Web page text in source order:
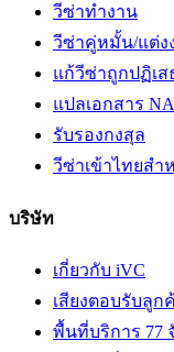
วีซ่าทำงาน
วีซ่าคู่หมั้น/แต่ง
แก้วีซ่าถูกปฏิเส
แปลเอกสาร
รับรองกงสุล
วีซ่าเข้าไทยสำ
บริษัท
เกี่ยวกับ iVC
เสียงตอบรับลูก
พื้นที่บริการ 77